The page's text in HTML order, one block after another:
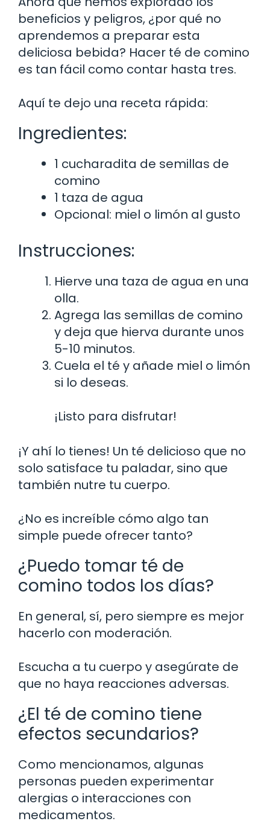
beneficios y peligros, ¿por qué no
aprendemos a preparar esta
deliciosa bebida? Hacer té de comino
es tan fácil como contar hasta tres.
Aquí te dejo una receta rápida:
Ingredientes:
1 cucharadita de semillas de
comino
1 taza de agua
Opcional: miel o limón al gusto
Instrucciones:
Hierve una taza de agua en una
olla.
Agrega las semillas de comino
y deja que hierva durante unos
5-10 minutos.
Cuela el té y añade miel o limón
si lo deseas.
¡Listo para disfrutar!
¡Y ahí lo tienes! Un té delicioso que no
solo satisface tu paladar, sino que
también nutre tu cuerpo.
¿No es increíble cómo algo tan
simple puede ofrecer tanto?
¿Puedo tomar té de
comino todos los días?
En general, sí, pero siempre es mejor
hacerlo con moderación.
Escucha a tu cuerpo y asegúrate de
que no haya reacciones adversas.
¿El té de comino tiene
efectos secundarios?
Como mencionamos, algunas
personas pueden experimentar
alergias o interacciones con
medicamentos.